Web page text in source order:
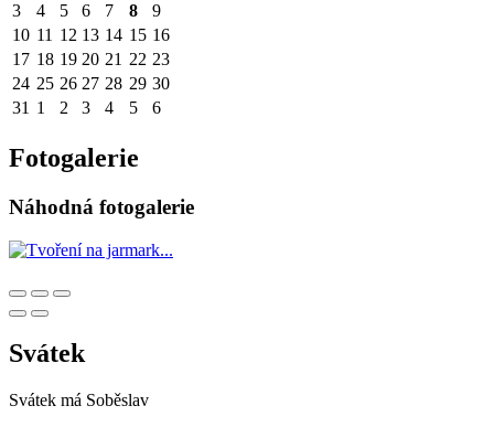
3
4 5 6 7 8
9
10 11 12 13 14 15 16
17 18 19 20 21 22 23
24 25 26 27 28 29 30
31 1 2 3 4 5 6
Fotogalerie
Náhodná fotogalerie
Svátek
Svátek má Soběslav